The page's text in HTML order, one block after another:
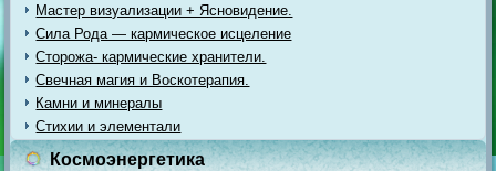
Мастер визуализации + Ясновидение.
Сила Рода — кармическое исцеление
Сторожа- кармические хранители.
Свечная магия и Воскотерапия.
Камни и минералы
Стихии и элементали
Космоэнергетика